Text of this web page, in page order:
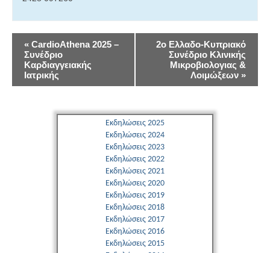
Εκδήλωση
Navigation
« CardioAthena 2025 –
Συνέδριο
Καρδιαγγειακής
Ιατρικής
2ο Eλλαδο-Kυπριακό
Συνέδριο Κλινικής
Μικροβιολογιας &
Λοιμώξεων »
Εκδηλώσεις 2025
Εκδηλώσεις 2024
Εκδηλώσεις 2023
Εκδηλώσεις 2022
Εκδηλώσεις 2021
Εκδηλώσεις 2020
Εκδηλώσεις 2019
Εκδηλώσεις 2018
Εκδηλώσεις 2017
Εκδηλώσεις 2016
Εκδηλώσεις 2015